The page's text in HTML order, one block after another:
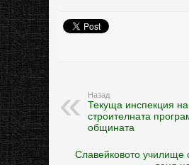
Назад
Текуща инспекция на
строителната
общината
Славейковото училище